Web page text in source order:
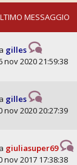
MESSAGGIO
gilles
nov 2020 21:59:38
gilles
nov 2020 20:27:39
giuliasuper69
nov 2017 17:38:38